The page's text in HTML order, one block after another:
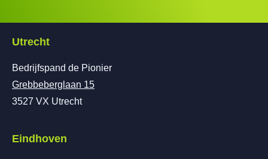
Utrecht
Bedrijfspand de Pionier
Grebbeberglaan 15
3527 VX Utrecht
Eindhoven